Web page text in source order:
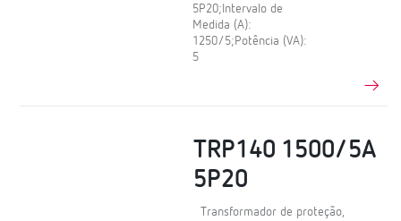
5P20;Intervalo de
Medida (A):
1250/5;Potência (VA):
5
TRP140 1500/5A
5P20
Transformador de proteção,